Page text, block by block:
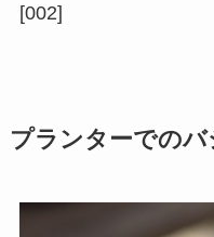
[002]
プランターでの